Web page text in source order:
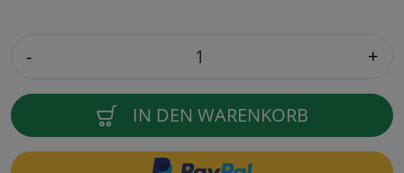
- +
IN DEN WARENKORB